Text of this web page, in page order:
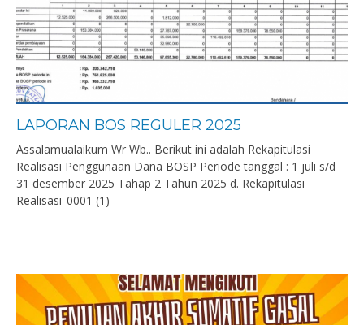
LAPORAN BOS REGULER 2025
Assalamualaikum Wr Wb.. Berikut ini adalah Rekapitulasi
Realisasi Penggunaan Dana BOSP Periode tanggal : 1 juli s/d
31 desember 2025 Tahap 2 Tahun 2025 d. Rekapitulasi
Realisasi_0001 (1)